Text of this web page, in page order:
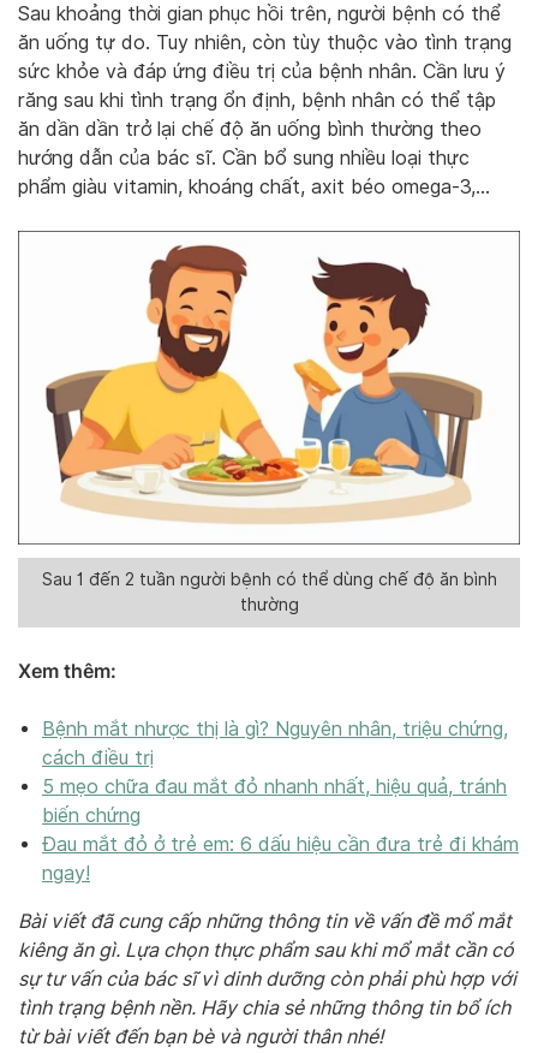
Sau khoảng thời gian phục hồi trên, người bệnh có thể
ăn uống tự do. Tuy nhiên, còn tùy thuộc vào tình trạng
sức khỏe và đáp ứng điều trị của bệnh nhân. Cần lưu ý
răng sau khi tình trạng ổn định, bệnh nhân có thể tập
ăn dần dần trở lại chế độ ăn uống bình thường theo
hướng dẫn của bác sĩ. Cần bổ sung nhiều loại thực
phẩm giàu vitamin, khoáng chất, axit béo omega-3,…
Sau 1 đến 2 tuần người bệnh có thể dùng chế độ ăn bình
thường
Xem thêm:
Bệnh mắt nhược thị là gì? Nguyên nhân, triệu chứng,
cách điều trị
5 mẹo chữa đau mắt đỏ nhanh nhất, hiệu quả, tránh
biến chứng
Đau mắt đỏ ở trẻ em: 6 dấu hiệu cần đưa trẻ đi khám
ngay!
Bài viết đã cung cấp những thông tin về vấn đề mổ mắt
kiêng ăn gì. Lựa chọn thực phẩm sau khi mổ mắt cần có
sự tư vấn của bác sĩ vì dinh dưỡng còn phải phù hợp với
tình trạng bệnh nền. Hãy chia sẻ những thông tin bổ ích
từ bài viết đến bạn bè và người thân nhé!